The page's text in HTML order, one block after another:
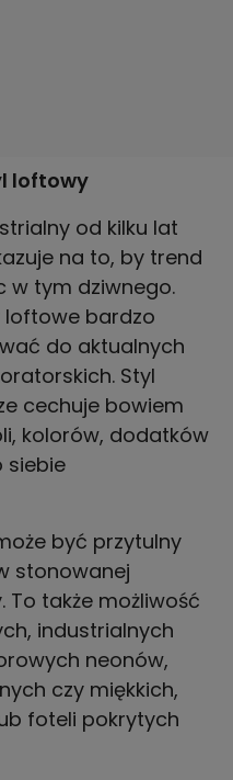
loftowy
od kilku lat
na to, by trend
w tym dziwnego.
loftowe bardzo
do aktualnych
Styl
cechuje bowiem
kolorów, dodatków
siebie
być przytulny
stonowanej
To także możliwość
industrialnych
neonów,
czy miękkich,
foteli pokrytych